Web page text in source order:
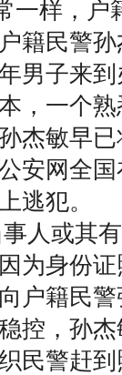
一样，户
籍民警
男子来
，一个
敏早已
安网全
逃犯。
人或其
为身份
户籍民
控，孙
民警赶